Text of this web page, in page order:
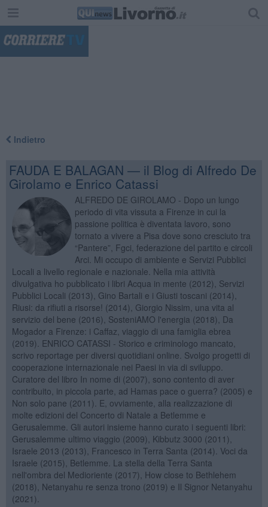
Indietro
FAUDA E BALAGAN — il Blog di Alfredo De
Girolamo e Enrico Catassi
ALFREDO DE GIROLAMO - Dopo un lungo
periodo di vita vissuta a Firenze in cui la
passione politica è diventata lavoro, sono
tornato a vivere a Pisa dove sono cresciuto tra
“Pantere”, Fgci, federazione del partito e circoli
Arci. Mi occupo di ambiente e Servizi Pubblici
Locali a livello regionale e nazionale. Nella mia attività
divulgativa ho pubblicato i libri Acqua in mente (2012), Servizi
Pubblici Locali (2013), Gino Bartali e i Giusti toscani (2014),
Riusi: da rifiuti a risorse! (2014), Giorgio Nissim, una vita al
servizio del bene (2016), SosteniAMO l'energia (2018), Da
Mogador a Firenze: i Caffaz, viaggio di una famiglia ebrea
(2019). ENRICO CATASSI - Storico e criminologo mancato,
scrivo reportage per diversi quotidiani online. Svolgo progetti di
cooperazione internazionale nei Paesi in via di sviluppo.
Curatore del libro In nome di (2007), sono contento di aver
contribuito, in piccola parte, ad Hamas pace o guerra? (2005) e
Non solo pane (2011). E, ovviamente, alla realizzazione di
molte edizioni del Concerto di Natale a Betlemme e
Gerusalemme. Gli autori insieme hanno curato i seguenti libri:
Gerusalemme ultimo viaggio (2009), Kibbutz 3000 (2011),
Israele 2013 (2013), Francesco in Terra Santa (2014). Voci da
Israele (2015), Betlemme. La stella della Terra Santa
nell'ombra del Medioriente (2017), How close to Bethlehem
(2018), Netanyahu re senza trono (2019) e Il Signor Netanyahu
(2021).